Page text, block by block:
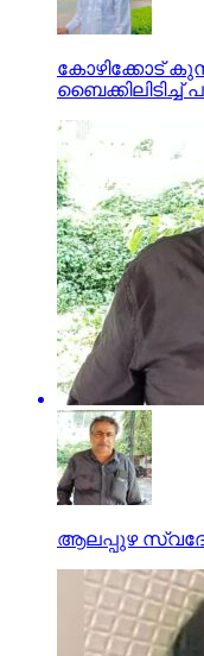
കോഴിക്കോട്
ബൈക്കിലിടിച്ച്
ആലപ്പുഴ